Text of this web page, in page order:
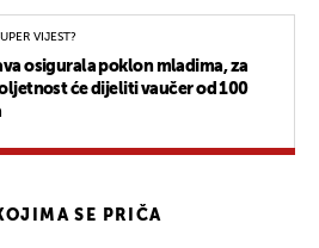
VIJEST?
osigurala poklon mladima, za
će dijeliti vaučer od 100
SE PRIČA